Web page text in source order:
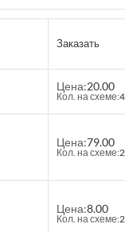
Заказать
Цена:20.00
Кол. на схеме:4
Цена:79.00
Кол. на схеме:2
Цена:8.00
Кол. на схеме:2